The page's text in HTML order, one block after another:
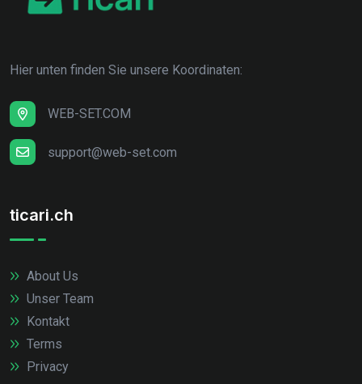
Hier unten finden Sie unsere Koordinaten:
WEB-SET.COM
support@web-set.com
ticari.ch
About Us
Unser Team
Kontakt
Terms
Privacy